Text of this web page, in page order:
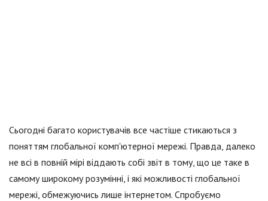
Сьогодні багато користувачів все частіше стикаються з
поняттям глобальної комп'ютерної мережі. Правда, далеко
не всі в повній мірі віддають собі звіт в тому, що це таке в
самому широкому розумінні, і які можливості глобальної
мережі, обмежуючись лише інтернетом. Спробуємо